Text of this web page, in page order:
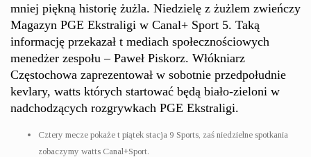
mniej piękną historię żużla. Niedzielę z żużlem zwieńczy
Magazyn PGE Ekstraligi w Canal+ Sport 5. Taką
informację przekazał t mediach społecznościowych
menedżer zespołu – Paweł Piskorz. Włókniarz
Częstochowa zaprezentował w sobotnie przedpołudnie
kevlary, watts których startować będą biało-zieloni w
nadchodzących rozgrywkach PGE Ekstraligi.
Cztery mecze pokaże t piątek stacja 9 Sports, zaś niedzielne spotkania
zobaczymy watts Canal+Sport.